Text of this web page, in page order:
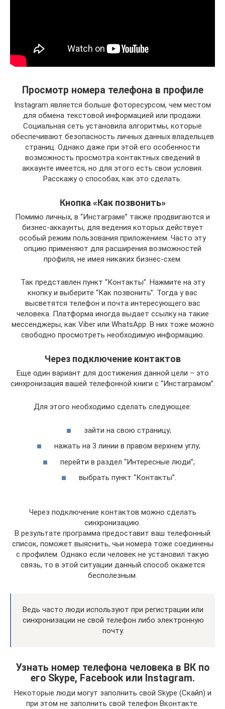
Просмотр номера телефона в профиле
Instagram является больше фоторесурсом, чем местом
для обмена текстовой информацией или продажи.
Социальная сеть установила алгоритмы, которые
обеспечивают безопасность личных данных владельцев
страниц. Однако даже при этой его особенности
возможность просмотра контактных сведений в
аккаунте имеется, но для этого есть свои условия.
Расскажу о способах, как это сделать.
Кнопка «Как позвонить»
Помимо личных, в “Инстаграме” также продвигаются и
бизнес-аккаунты, для ведения которых действует
особый режим пользования приложением. Часто эту
опцию применяют для расширения возможностей
профиля, не имея никаких бизнес-схем.
Так представлен пункт “Контакты”. Нажмите на эту
кнопку и выберите “Как позвонить”. Тогда у вас
высветятся телефон и почта интересующего вас
человека. Платформа иногда выдает ссылку на такие
мессенджеры, как Viber или WhatsApp. В них тоже можно
свободно просмотреть необходимую информацию.
Через подключение контактов
Еще один вариант для достижения данной цели – это
синхронизация вашей телефонной книги с “Инстаграмом”.
Для этого необходимо сделать следующее:
зайти на свою страницу;
нажать на 3 линии в правом верхнем углу;
перейти в раздел “Интересные люди”;
выбрать пункт “Контакты”.
Через подключение контактов можно сделать
синхронизацию.
В результате программа предоставит ваш телефонный
список, поможет выяснить, чьи номера тоже соединены
с профилем. Однако если человек не установил такую
связь, то в этой ситуации данный способ окажется
бесполезным.
Ведь часто люди используют при регистрации или
синхронизации не свой телефон либо электронную
почту.
Узнать номер телефона человека в ВК по
его Skype, Facebook или Instagram.
Некоторые люди могут заполнить свой Skype (Скайп) и
при этом не заполнить свой телефон Вконтакте.